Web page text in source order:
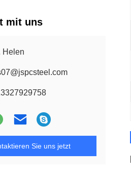
mit uns
Helen
Sie uns jetzt